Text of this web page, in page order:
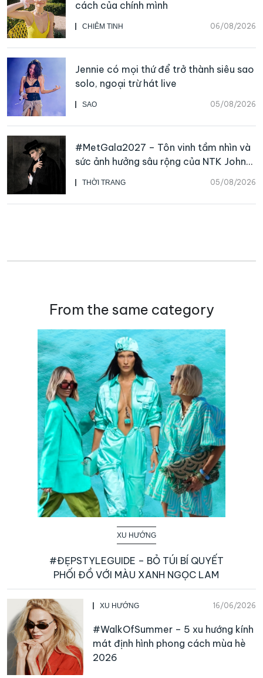
CHIÊM TINH 06/08/2026
cách của chính mình
SAO 05/08/2026
Jennie có mọi thứ để trở thành siêu sao
solo, ngoại trừ hát live
THỜI TRANG 05/08/2026
#MetGala2027 – Tôn vinh tầm nhìn và
sức ảnh hưởng sâu rộng của NTK John
Galliano
From the same category
XU HƯỚNG
#ĐẸPSTYLEGUIDE – BỎ TÚI BÍ QUYẾT
PHỐI ĐỒ VỚI MÀU XANH NGỌC LAM
XU HƯỚNG 16/06/2026
#WalkOfSummer – 5 xu hướng kính
mát định hình phong cách mùa hè
2026